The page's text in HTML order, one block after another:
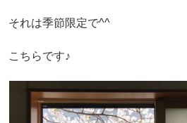
それは季節限定で^^
こちらです♪